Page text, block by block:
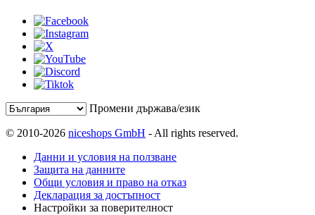
Промени държава/език
© 2010-2026 niceshops GmbH - All rights reserved.
Данни и условия на ползване
Защита на данните
Общи условия и право на отказ
Декларация за достъпност
Настройки за поверителност